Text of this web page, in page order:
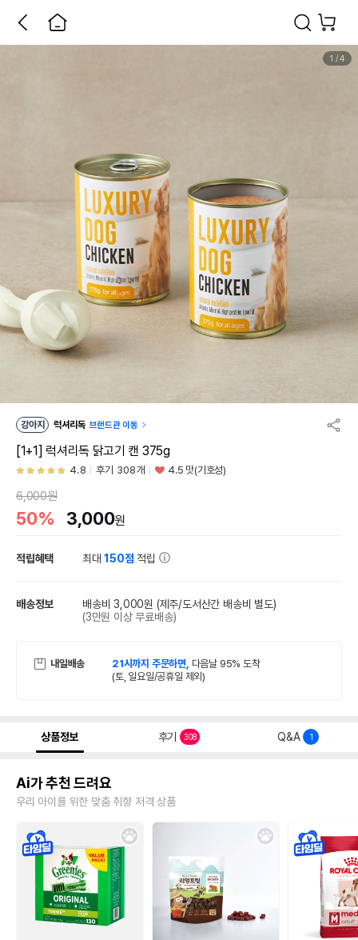
1 /4
강아지 럭셔리독 브랜드관 이동
[1+1] 럭셔리독 닭고기 캔 375g
4.8 후기 308개 4.5 맛(기호성)
6,000원
50% 3,000원
적립혜택 최대150점 적립
배송정보 배송비 3,000원 (제주/도서산간 배송비 별도)
(3만원 이상 무료배송)
내일배송 21시까지 주문하면, 다음날 95% 도착
(토, 일요일/공휴일 제외)
상품정보 후기 308 Q&A 1
Ai가 추천 드려요
우리 아이를 위한 맞춤 취향 저격 상품